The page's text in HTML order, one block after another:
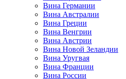
Вина Германии
Вина Австралии
Вина Греции
Вина Венгрии
Вина Австрии
Вина Новой Зеландии
Вина Уругвая
Вина Франции
Вина России